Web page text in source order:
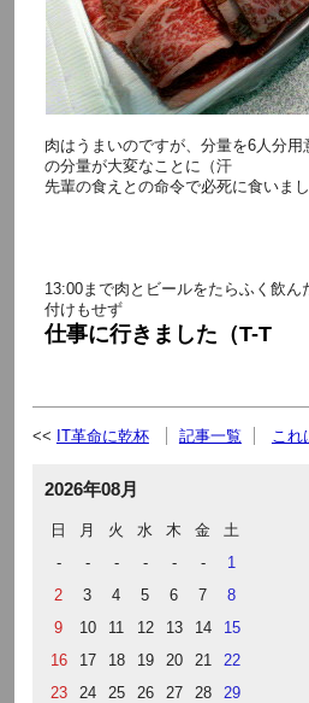
肉はうまいのですが、分量を6人分用
の分量が大変なことに（汗
先輩の食えとの命令で必死に食いま
13:00まで肉とビールをたらふく飲
付けもせず
仕事に行きました（T-T
IT革命に乾杯 記事一覧 これ
2026年08月
日 月 火 水 木 金
土
-
- - - - -
1
2
3 4 5 6 7
8
9
10 11 12 13 14
15
16
17 18 19 20 21
22
23
24 25 26 27 28
29